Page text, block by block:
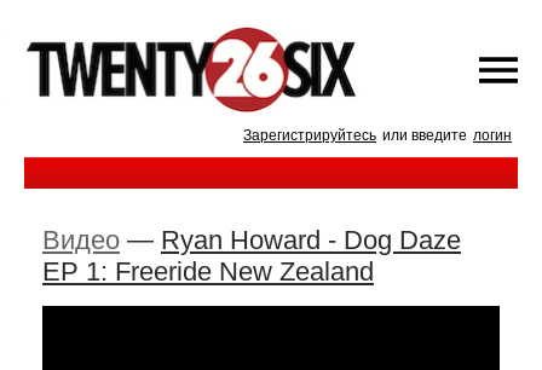
Зарегистрируйтесь или введите логин
Видео — Ryan Howard - Dog Daze
EP 1: Freeride New Zealand